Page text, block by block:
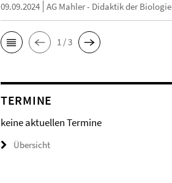
09.09.2024 AG Mahler - Didaktik der Biologie
1 / 3
TERMINE
keine aktuellen Termine
Übersicht